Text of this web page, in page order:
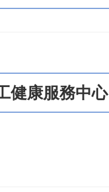
健康服務中心